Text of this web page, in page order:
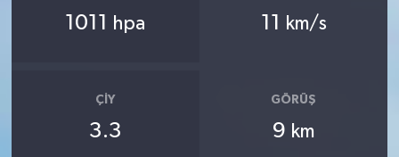
1011 hpa 11 km/s
ÇIY
3.3
GÖRÜŞ
9 km